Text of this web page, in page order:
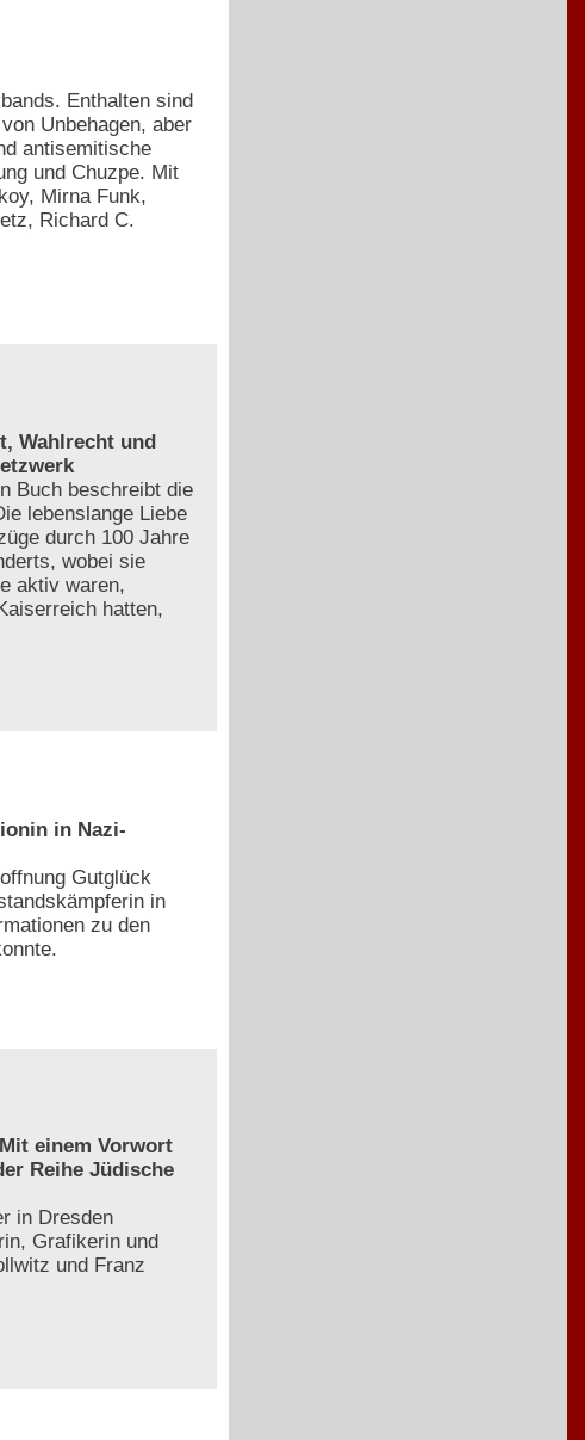
Enthalten sind
Unbehagen, aber
antisemitische
und Chuzpe. Mit
Mirna Funk,
Richard C.
Wahlrecht und
Buch beschreibt die
lebenslange Liebe
durch 100 Jahre
wobei sie
aktiv waren,
hatten,
in Nazi-
Gutglück
in
zu den
einem Vorwort
Reihe Jüdische
in Dresden
Grafikerin und
und Franz